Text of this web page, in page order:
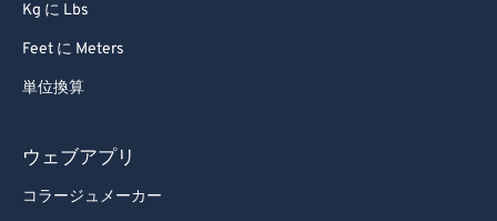
Kg に Lbs
Feet に Meters
単位換算
ウェブアプリ
コラージュメーカー